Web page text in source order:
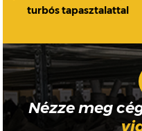
turbós tapasztalattal
Nézze meg